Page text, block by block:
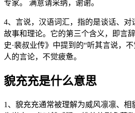
专家。 满意请采纳，谢谢。
4、言说，汉语词汇，指的是谈话、对
故事和理论。它的第三个含义，即言
史·裴叔业传》中提到的“听其言说，
人的言论，不觉疲惫。
貌充充是什么意思
1、貌充充通常被理解为威风凛凛、相